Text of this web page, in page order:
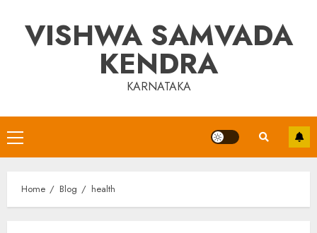
contentVISHWA SAMVADA
KENDRA
KARNATAKA
Primary
Menu
Home Blog health